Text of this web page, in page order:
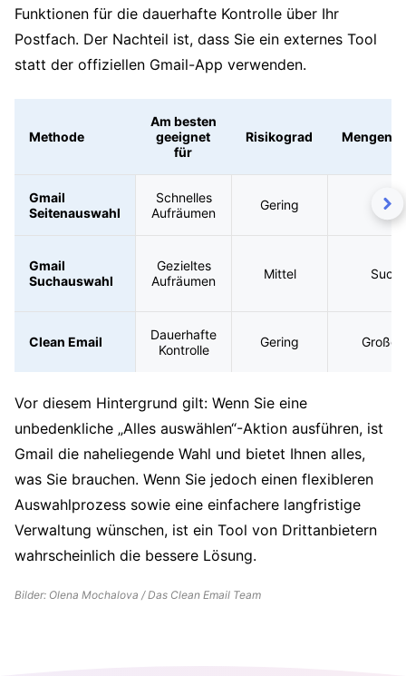
Funktionen für die dauerhafte Kontrolle über Ihr
Postfach. Der Nachteil ist, dass Sie ein externes Tool
statt der offiziellen Gmail-App verwenden.
Methode
Am besten
geeignet
für
Risikograd
Gmail
Seitenauswahl
Schnelles
Aufräumen
Gering Nur
Gmail
Suchauswahl
Gezieltes
Aufräumen
Mittel
Clean Email
Dauerhafte
Kontrolle
Gering Große
Vor diesem Hintergrund gilt: Wenn Sie eine
unbedenkliche „Alles auswählen“-Aktion ausführen, ist
Gmail die naheliegende Wahl und bietet Ihnen alles,
was Sie brauchen. Wenn Sie jedoch einen flexibleren
Auswahlprozess sowie eine einfachere langfristige
Verwaltung wünschen, ist ein Tool von Drittanbietern
wahrscheinlich die bessere Lösung.
Bilder: Olena Mochalova / Das Clean Email Team